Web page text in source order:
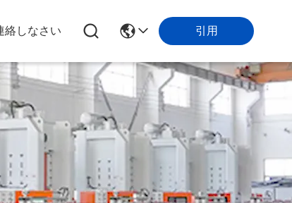
絡しなさい 引用